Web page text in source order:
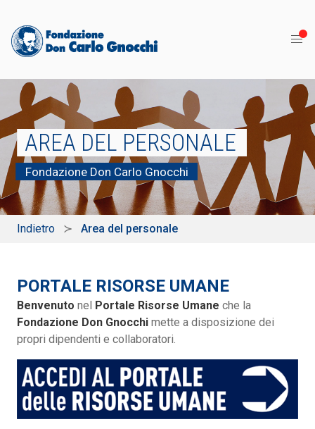
AREA DEL PERSONALE
Fondazione Don Carlo Gnocchi
Indietro Area del personale
PORTALE RISORSE UMANE
Benvenuto nel Portale Risorse Umane che la
Fondazione Don Gnocchi mette a disposizione dei
propri dipendenti e collaboratori.